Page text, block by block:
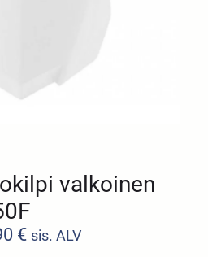
valkoinen
€ sis. ALV